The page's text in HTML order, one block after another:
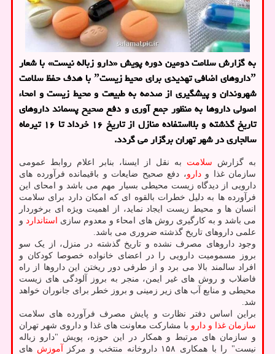
به گزارش سلامت دومین دوره پویش «دارو زباله نیست» با شعار
ˮداروهای اضافی تهدیدی برای محیط زیستˮ با هدف حفظ سلامت
شهروندان و پیشگیری از صدمه به طبیعت و محیط زیست و امحاء
اصولی داروها به منظور جمع آوری و دفع صحیح پسماند داروهای
تاریخ گذشته و بلااستفاده منازل از تاریخ ۱۶ خرداد تا ۱۶ تیرماه
سالجاری در شهر تهران برگزار می گردد.
به گزارش سلامت به نقل از ایسنا، بنابر اعلام روابط عمومی
سازمان غذا ودارو، دفع صحیح ضایعات و باقیمانده فرآورده های
دارویی از دیدگاه زیست محیطی بسیار مهم می باشد و امحای این
فرآورده ها به دلیل خطرات بالقوه ای که امکان دارد برای سلامت
انسان ها و محیط زیست ایجاد نماید، از اهمیت ویژه ای برخوردار
می باشد و به کارگیری روش های امحاء و معدوم سازی استاندارد و
علمی داروهای تاریخ گذشته ضروری می باشد.
وجود داروهای مصرف نشده و تاریخ گذشته در منزل، از یک سو
بروز مسمومیت دارویی را در اعضای خانواده خصوصا کودکان و
افراد سالمند بالا می برد و از طرفی دور ریختن این داروها از راه
فاضلاب و روش های غیر ایمن، منجر به بروز آلودگی های زیست
محیطی و منابع آب های زیر زمینی و بروز خطر برای جانوران خواهد
شد.
براین اساس دفتر نظارت و پایش مصرف فرآورده های سلامت
سازمان غذا و دارو با مشارکت معاونت های غذا و داروی شهر تهران
و سازمان های مرتبط و همکار در این حوزه، پویش "دارو زباله
نیست" را با همکاری ۱۵۸ داروخانه منتخب و مرکز
آموزش های